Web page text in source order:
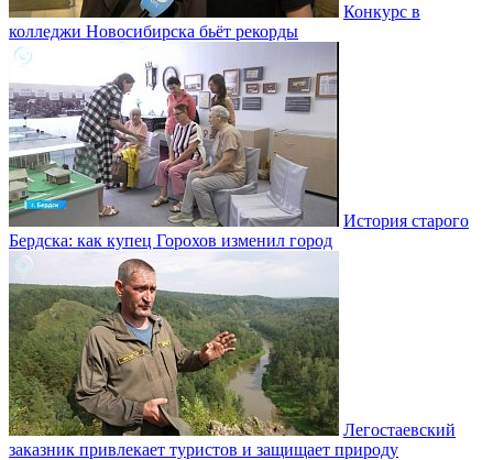
Конкурс в
колледжи Новосибирска бьёт рекорды
История старого
Бердска: как купец Горохов изменил город
Легостаевский
заказник привлекает туристов и защищает природу